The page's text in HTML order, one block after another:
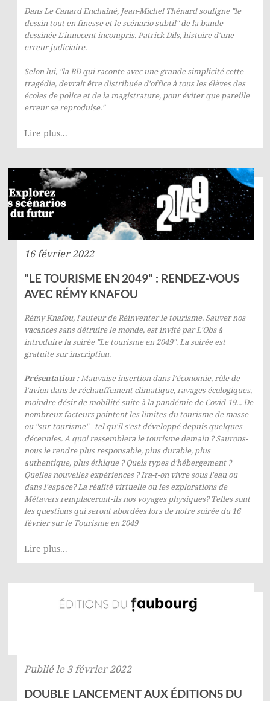
Dans Le Canard Enchaîné, Jean-Michel Thénard souligne "le
dessin tout en finesse et le scénario subtil" de la bande
dessinée L'innocent incompris. Patrick Dils, histoire d'une
erreur judiciaire.
Selon lui, "la BD qui raconte avec une grande simplicité cette
tragédie, devrait être distribuée d'office à tous les élèves des
écoles de police et de la magistrature, pour éviter que pareille
erreur se reproduise."
Lire plus...
16 février 2022
"LE TOURISME EN 2049" : RENDEZ-VOUS
AVEC RÉMY KNAFOU
Rémy Knafou, l'auteur de Réinventer le tourisme. Sauver nos
vacances sans détruire le monde, est invité par L'Obs à
introduire la soirée "Le tourisme en 2049". La soiréeest
gratuitesur inscription.
Présentation : Mauvaise insertion dans l’économie, rôle de
l'avion dans le réchauffement climatique, ravages écologiques,
moindre désir de mobilité suite à la pandémie de Covid-19... De
nombreux facteurs pointent les limites du tourisme de masse -
ou "sur-tourisme" - tel qu'il s'est développé depuis quelques
décennies. A quoi ressemblera le tourisme demain ? Saurons-
nous le rendre plus responsable, plus durable, plus
authentique, plus éthique ? Quels types d'hébergement ?
Quelles nouvelles expériences ? Ira-t-on vivre sous l'eau ou
dans l'espace? La réalité virtuelle ou les explorations de
Métavers remplaceront-ils nos voyages physiques? Telles sont
les questions qui seront abordées lors de notre soirée du 16
février sur le Tourisme en 2049
Lire plus...
Publié le 3 février 2022
DOUBLE LANCEMENT AUX ÉDITIONS DU